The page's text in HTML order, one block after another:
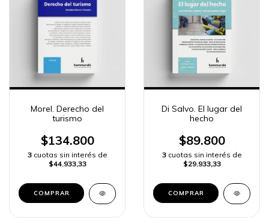
Morel. Derecho del
turismo
$134.800
3 cuotas sin interés de
$44.933,33
COMPRAR
Di Salvo. El lugar del
hecho
$89.800
3 cuotas sin interés de
$29.933,33
COMPRAR